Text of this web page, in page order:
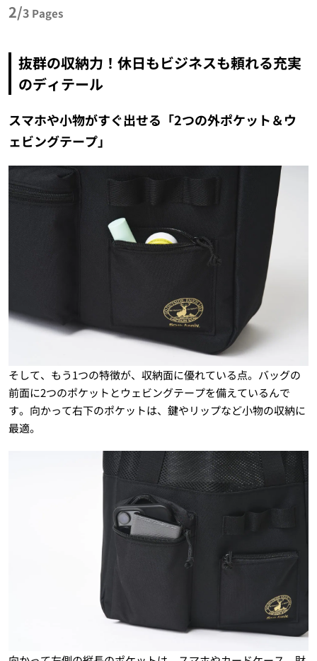
2/3 Pages
抜群の収納力！休日もビジネスも頼れる充実
のディテール
スマホや小物がすぐ出せる「2つの外ポケット＆ウ
ェビングテープ」
そして、もう1つの特徴が、収納面に優れている点。バッグの
前面に2つのポケットとウェビングテープを備えているんで
す。向かって右下のポケットは、鍵やリップなど小物の収納に
最適。